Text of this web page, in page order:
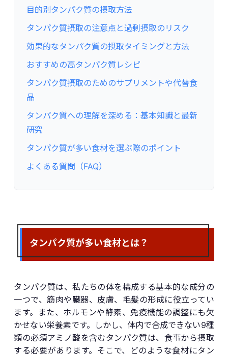
目的別タンパク質の摂取方法
タンパク質摂取の注意点と過剰摂取のリスク
効果的なタンパク質の摂取タイミングと方法
おすすめの高タンパク質レシピ
タンパク質摂取のためのサプリメントや代替食
品
タンパク質への理解を深める：基本知識と最新
研究
タンパク質が多い食材を選ぶ際のポイント
よくある質問（FAQ）
タンパク質が多い食材とは？
タンパク質は、私たちの体を構成する基本的な成分の
一つで、筋肉や臓器、皮膚、毛髪の形成に役立ってい
ます。また、ホルモンや酵素、免疫機能の調整にも欠
かせない栄養素です。しかし、体内で合成できない9種
類の必須アミノ酸を含むタンパク質は、食事から摂取
する必要があります。そこで、どのような食材にタン